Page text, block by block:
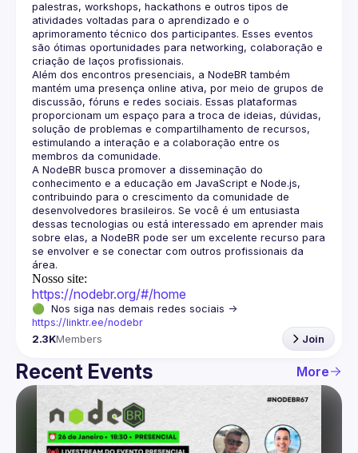
palestras, workshops, hackathons e outros tipos de
atividades voltadas para o aprendizado e o
aprimoramento técnico dos participantes. Esses eventos
são ótimas oportunidades para networking, colaboração e
Além dos encontros presenciais, a NodeBR também
mantém uma presença online ativa, por meio de grupos de
discussão, fóruns e redes sociais. Essas plataformas
proporcionam um espaço para a troca de ideias, dúvidas,
solução de problemas e compartilhamento de recursos,
estimulando a interação e a colaboração entre os
A NodeBR busca promover a disseminação do
conhecimento e a educação em JavaScript e Node.js,
contribuindo para o crescimento da comunidade de
desenvolvedores brasileiros. Se você é um entusiasta
dessas tecnologias ou está interessado em aprender mais
sobre elas, a NodeBR pode ser um excelente recurso para
se envolver e se conectar com outros profissionais da
Nosso site:
https://nodebr.org/#/home
https://linktr.ee/nodebr
2.3KMembers Join
Recent Events More